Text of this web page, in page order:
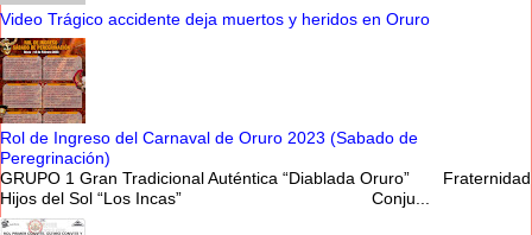
Video Trágico accidente deja muertos y heridos en Oruro
Rol de Ingreso del Carnaval de Oruro 2023 (Sabado de
Peregrinación)
GRUPO 1 Gran Tradicional Auténtica “Diablada Oruro” Fraternidad
Hijos del Sol “Los Incas” Conju...